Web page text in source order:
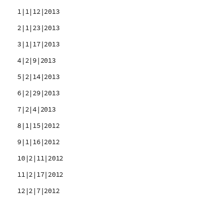
1|1|12|2013
2|1|23|2013
3|1|17|2013
4|2|9|2013
5|2|14|2013
6|2|29|2013
7|2|4|2013
8|1|15|2012
9|1|16|2012
10|2|11|2012
11|2|17|2012
12|2|7|2012